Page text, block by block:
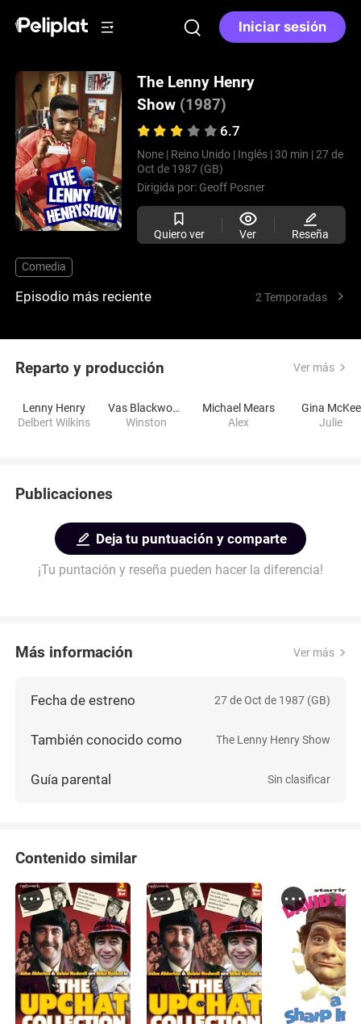
Iniciar sesión
The Lenny Henry
Show (1987)
6.7
None | Reino Unido | Inglés | 30 min | 27 de
Oct de 1987 (GB)
Dirigida por: Geoff Posner
Quiero ver Ver Reseña
Comedia
Episodio más reciente 2 Temporadas
Reparto y producción Ver más
Lenny Henry
Delbert Wilkins
Vas Blackwood
Winston
Michael Mears
Alex
Gina McKee
Julie
Publicaciones
Deja tu puntuación y comparte
¡Tu puntación y reseña pueden hacer la diferencia!
Más información Ver más
Fecha de estreno 27 de Oct de 1987 (GB)
También conocido como The Lenny Henry Show
Guía parental Sin clasificar
Contenido similar